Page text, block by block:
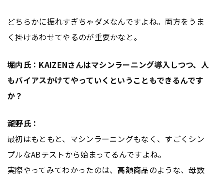
どちらかに振れすぎちゃダメなんですよね。両方をうま
く掛けあわせてやるのが重要かなと。
堀内氏：KAIZENさんはマシンラーニング導入しつつ、人
もバイアスかけてやっていくということもできるんです
か？
瀧野氏：
最初はもともと、マシンラーニングもなく、すごくシン
プルなABテストから始まってるんですよね。
実際やってみてわかったのは、高額商品のような、母数